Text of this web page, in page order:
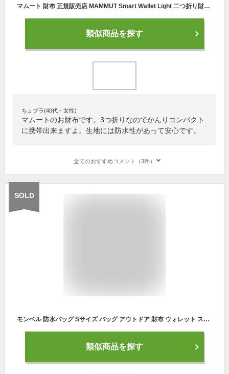
マムート 財布 正規販売店 MAMMUT Smart Wallet Light 二つ折り財布 ウォレット メンズ財布 レディース財布 二つ折り 防水 スマホケース 携帯ケース アウトドア スポーツ コインケース ケー図 かっこいい かわいい おしゃれ 誕生日プレゼント プレゼント ブランド ギフト
類似商品を探す
ちょプラ(40代・女性)
マムートのお財布です。3つ折りなのでかんりコンパクト
に携帯出来ますよ。生地には防水性があって安心です。
全てのおすすめコメント（3件）
SOLD
モンベル 防水バッグ Sサイズ バッグ アウトドア 財布 ウォレット スマートフォン 軽量 防水 ケース キャンプ montbell メンズ レディース ブランド おしゃれ 正規品 新品 ギフト プレゼント1133119 [S] 父の日ギフト
類似商品を探す